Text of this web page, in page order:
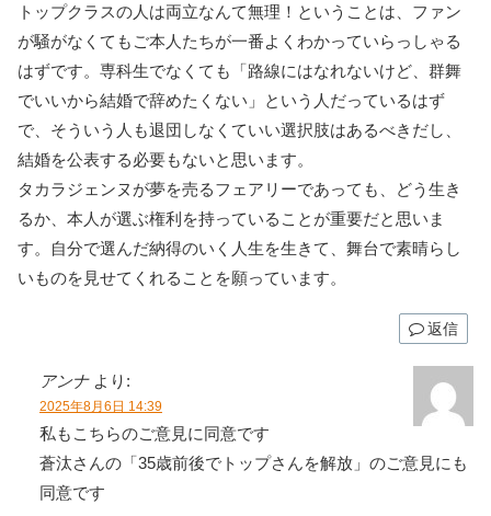
トップクラスの人は両立なんて無理！ということは、ファン
が騒がなくてもご本人たちが一番よくわかっていらっしゃる
はずです。専科生でなくても「路線にはなれないけど、群舞
でいいから結婚で辞めたくない」という人だっているはず
で、そういう人も退団しなくていい選択肢はあるべきだし、
結婚を公表する必要もないと思います。
タカラジェンヌが夢を売るフェアリーであっても、どう生き
るか、本人が選ぶ権利を持っていることが重要だと思いま
す。自分で選んだ納得のいく人生を生きて、舞台で素晴らし
いものを見せてくれることを願っています。
返信
アンナ より:
2025年8月6日 14:39
私もこちらのご意見に同意です
蒼汰さんの「35歳前後でトップさんを解放」のご意見にも
同意です